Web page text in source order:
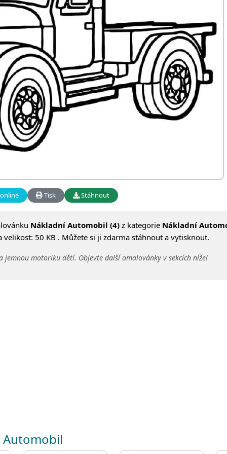
Tisk Stáhnout
Nákladní Automobil (4)z kategorie Nákladní
50 KB . Můžete si ji zdarma stáhnout a vytisknout.
motoriku dětí. Objevte další omalovánky v sekcích níže!
Automobil